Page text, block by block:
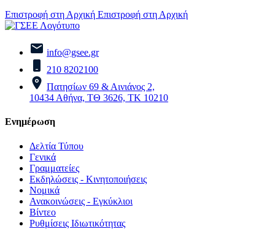
Επιστροφή στη Αρχική Επιστροφή στη Αρχική
info@gsee.gr
210 8202100
Πατησίων 69 & Αινιάνος 2,
10434 Αθήνα, ΤΘ 3626, ΤΚ 10210
Ενημέρωση
Δελτία Τύπου
Γενικά
Γραμματείες
Εκδηλώσεις - Κινητοποιήσεις
Νομικά
Ανακοινώσεις - Εγκύκλιοι
Βίντεο
Ρυθμίσεις Ιδιωτικότητας